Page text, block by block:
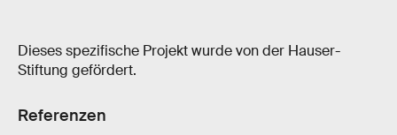
Dieses spezifische Projekt wurde von der Hauser-​
Stiftung gefördert.
Referenzen